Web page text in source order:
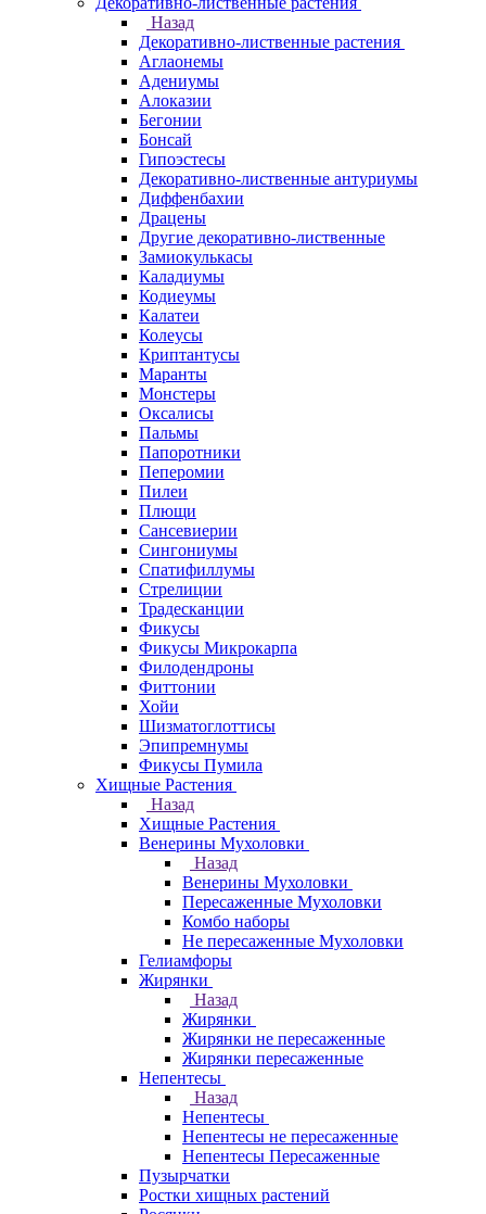
Назад
Декоративно-лиственные растения
Аглаонемы
Адениумы
Алоказии
Бегонии
Бонсай
Гипоэстесы
Декоративно-лиственные антуриумы
Диффенбахии
Драцены
Другие декоративно-лиственные
Замиокулькасы
Каладиумы
Кодиеумы
Калатеи
Колеусы
Криптантусы
Маранты
Монстеры
Оксалисы
Пальмы
Папоротники
Пеперомии
Пилеи
Плющи
Сансевиерии
Сингониумы
Спатифиллумы
Стрелиции
Традесканции
Фикусы
Фикусы Микрокарпа
Филодендроны
Фиттонии
Хойи
Шизматоглоттисы
Эпипремнумы
Фикусы Пумила
Хищные Растения
Назад
Хищные Растения
Венерины Мухоловки
Назад
Венерины Мухоловки
Пересаженные Мухоловки
Комбо наборы
Не пересаженные Мухоловки
Гелиамфоры
Жирянки
Назад
Жирянки
Жирянки не пересаженные
Жирянки пересаженные
Непентесы
Назад
Непентесы
Непентесы не пересаженные
Непентесы Пересаженные
Пузырчатки
Ростки хищных растений